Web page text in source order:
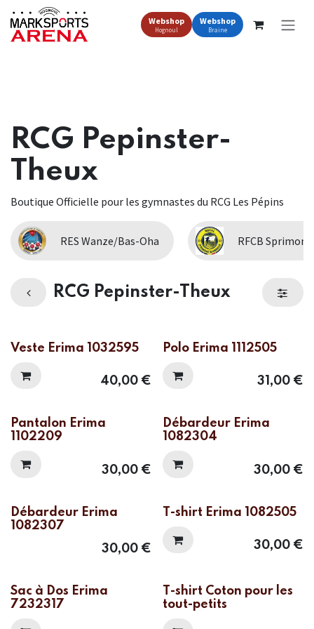
Se rendre au contenu
Webshop
Hognoul
Webshop
Braine
RCG Pepinster-
Theux
Boutique Officielle pour les gymnastes du RCG Les Pépins
RES Wanze/Bas-Oha RFCB Sprimont
RCG Pepinster-Theux
Veste Erima 1032595
40,00€
Polo Erima 1112505
31,00€
Pantalon Erima
1102209
30,00€
Débardeur Erima
1082304
30,00€
Débardeur Erima
1082307
30,00€
T-shirt Erima 1082505
30,00€
Sac à Dos Erima
7232317
T-shirt Coton pour les
tout-petits